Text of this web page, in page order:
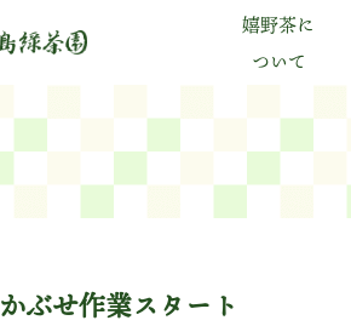
嬉野茶に
ついて
かぶせ作業スタート